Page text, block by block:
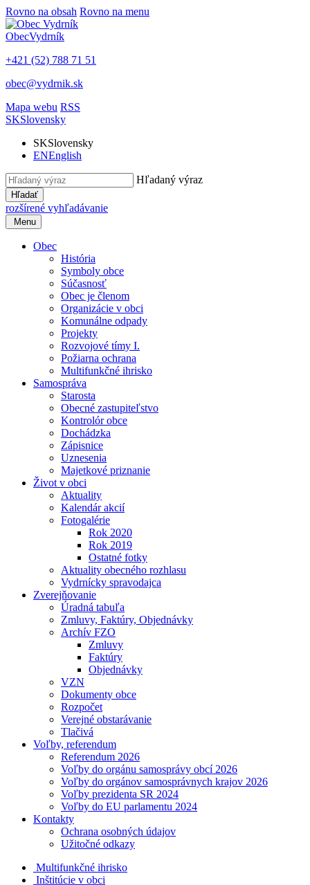
Rovno na obsah Rovno na menu
ObecVydrník
+421 (52) 788 71 51
obec@vydrnik.sk
Mapa webu RSS
SKSlovensky
SKSlovensky
ENEnglish
Hľadaný výraz
Hľadať
rozšírené vyhľadávanie
Menu
Obec
História
Symboly obce
Súčasnosť
Obec je členom
Organizácie v obci
Komunálne odpady
Projekty
Rozvojové tímy I.
Požiarna ochrana
Multifunkčné ihrisko
Samospráva
Starosta
Obecné zastupiteľstvo
Kontrolór obce
Dochádzka
Zápisnice
Uznesenia
Majetkové priznanie
Život v obci
Aktuality
Kalendár akcií
Fotogalérie
Rok 2020
Rok 2019
Ostatné fotky
Aktuality obecného rozhlasu
Vydrnícky spravodajca
Zverejňovanie
Úradná tabuľa
Zmluvy, Faktúry, Objednávky
Archív FZO
Zmluvy
Faktúry
Objednávky
VZN
Dokumenty obce
Rozpočet
Verejné obstarávanie
Tlačivá
Voľby, referendum
Referendum 2026
Voľby do orgánu samosprávy obcí 2026
Voľby do orgánov samosprávnych krajov 2026
Voľby prezidenta SR 2024
Voľby do EU parlamentu 2024
Kontakty
Ochrana osobných údajov
Užitočné odkazy
Multifunkčné ihrisko
Inštitúcie v obci